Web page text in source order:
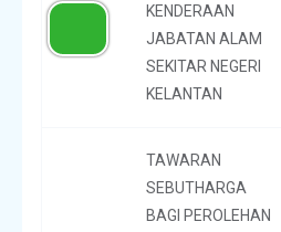
KENDERAAN
JABATAN ALAM
SEKITAR NEGERI
KELANTAN
TAWARAN
SEBUTHARGA
BAGI PEROLEHAN